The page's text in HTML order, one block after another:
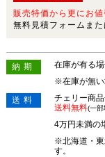
販売特価から更にお値
無料見積フォームまた
納期
在庫が有る
※在庫が無い
送料
チェリー商
送料無料(一部
4万円未満の
※北海道・東
す。